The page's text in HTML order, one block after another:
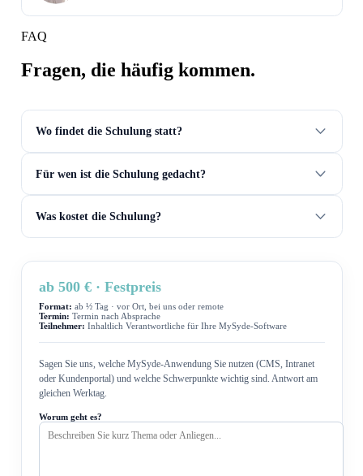
FAQ
Fragen, die häufig kommen.
Wo findet die Schulung statt?
Für wen ist die Schulung gedacht?
Was kostet die Schulung?
ab 500 € · Festpreis
Format: ab ½ Tag · vor Ort, bei uns oder remote
Termin: Termin nach Absprache
Teilnehmer: Inhaltlich Verantwortliche für Ihre MySyde-Software
Sagen Sie uns, welche MySyde-Anwendung Sie nutzen (CMS, Intranet
oder Kundenportal) und welche Schwerpunkte wichtig sind. Antwort am
gleichen Werktag.
Worum geht es?